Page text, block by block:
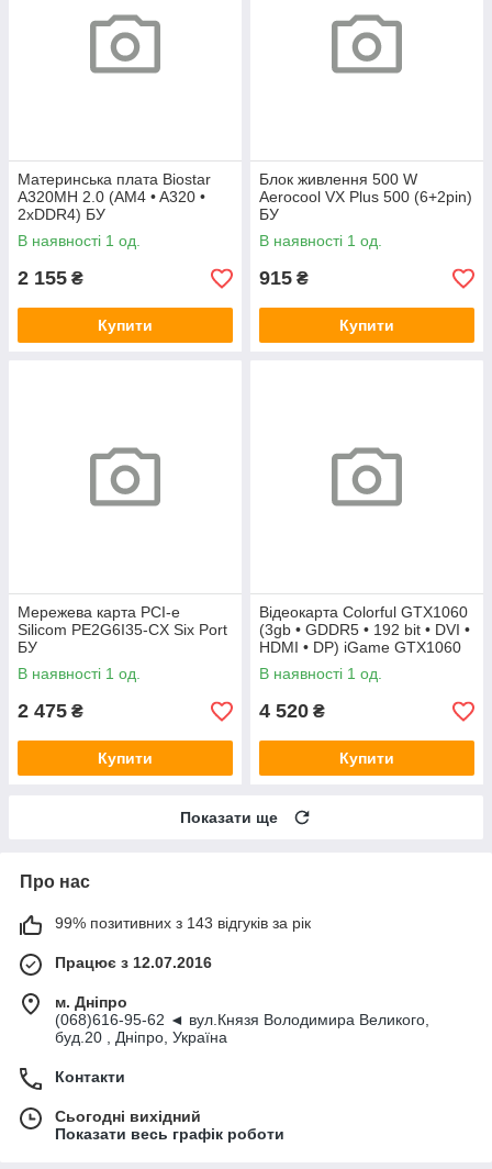
Материнська плата Biostar
A320MH 2.0 (AM4 • A320 •
2xDDR4) БУ
В наявності 1 од.
2 155 ₴
Купити
Блок живлення 500 W
Aerocool VX Plus 500 (6+2pin)
БУ
В наявності 1 од.
915 ₴
Купити
Мережева карта PCI-e
Silicom PE2G6I35-CX Six Port
БУ
В наявності 1 од.
2 475 ₴
Купити
Відеокарта Colorful GTX1060
(3gb • GDDR5 • 192 bit • DVI •
HDMI • DP) iGame GTX1060
Vulcan U 3G БУ
В наявності 1 од.
4 520 ₴
Купити
Показати ще
Про нас
99% позитивних з 143 відгуків за рік
Працює з 12.07.2016
м. Дніпро
(068)616-95-62 ◄ вул.Князя Володимира Великого,
буд.20 , Дніпро, Україна
Контакти
Сьогодні вихідний
Показати весь графік роботи